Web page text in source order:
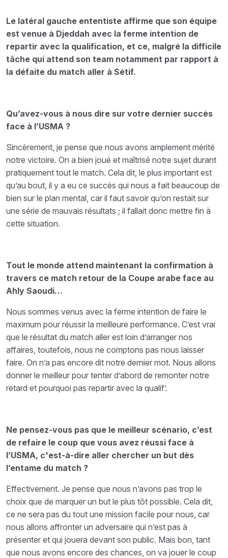
Le latéral gauche ententiste affirme que son équipe
est venue à Djeddah avec la ferme intention de
repartir avec la qualification, et ce, malgré la difficile
tâche qui attend son team notamment par rapport à
la défaite du match aller à Sétif.
Qu’avez-vous à nous dire sur votre dernier succès
face à l’USMA ?
Sincèrement, je pense que nous avons amplement mérité
notre victoire. On a bien joué et maîtrisé notre sujet durant
pratiquement tout le match. Cela dit, le plus important est
qu’au bout, il y a eu ce succès qui nous a fait beaucoup de
bien sur le plan mental, car il faut savoir qu’on restait sur
une série de mauvais résultats ; il fallait donc mettre fin à
cette situation.
Tout le monde attend maintenant la confirmation à
travers ce match retour de la Coupe arabe face au
Ahly Saoudi…
Nous sommes venus avec la ferme intention de faire le
maximum pour réussir la meilleure performance. C’est vrai
que le résultat du match aller est loin d’arranger nos
affaires, toutefois, nous ne comptons pas nous laisser
faire. On n’a pas encore dit notre dernier mot. Nous allons
donner le meilleur pour tenter d’abord de remonter notre
retard et pourquoi pas repartir avec la qualif’.
Ne pensez-vous pas que le meilleur scénario, c’est
de refaire le coup que vous avez réussi face à
l’USMA, c'est-à-dire aller chercher un but dès
l’entame du match ?
Effectivement. Je pense que nous n’avons pas trop le
choix que de marquer un but le plus tôt possible. Cela dit,
ce ne sera pas du tout une mission facile pour nous, car
nous allons affronter un adversaire qui n’est pas à
présenter et qui jouera devant son public. Mais bon, tant
que nous avons encore des chances, on va jouer le coup